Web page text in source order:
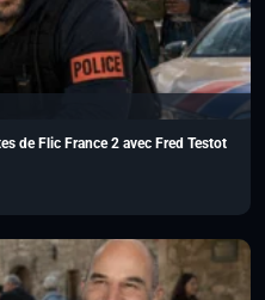
de Flic France 2 avec Fred Testot